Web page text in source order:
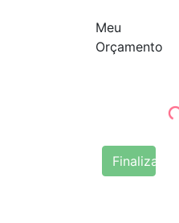
Meu
Orçamento
Finalizar